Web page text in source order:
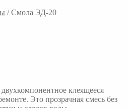
/Смола ЭД-20
клеящееся
Это прозрачная смесь без